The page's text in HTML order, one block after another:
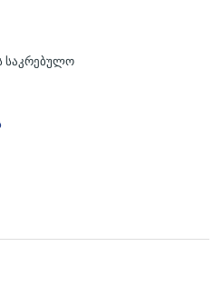
საკრებულო